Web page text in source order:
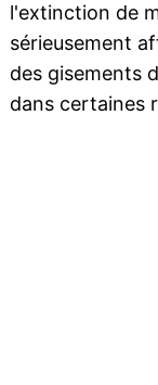
l'extinction de
sérieusement
des gisements
dans certaines